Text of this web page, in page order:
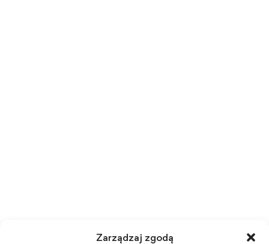
Zarządzaj zgodą
dokumentów do Punktu Rekrutacji